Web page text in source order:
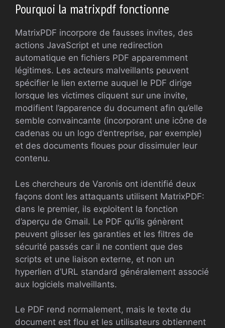
Pourquoi la matrixpdf fonctionne
MatrixPDF incorpore de fausses invites, des
actions JavaScript et une redirection
automatique en fichiers PDF apparemment
légitimes. Les acteurs malveillants peuvent
spécifier le lien externe auquel le PDF dirige
lorsque les victimes cliquent sur une invite,
modifient l’apparence du document afin qu’elle
semble convaincante (incorporant une icône de
cadenas ou un logo d’entreprise, par exemple)
et des documents floues pour dissimuler leur
contenu.
Les chercheurs de Varonis ont identifié deux
façons dont les attaquants utilisent MatrixPDF:
dans le premier, ils exploitent la fonction
d’aperçu de Gmail. Le PDF qu’ils génèrent
peuvent glisser les garanties et les filtres de
sécurité passés car il ne contient que des
scripts et une liaison externe, et non un
hyperlien d’URL standard généralement associé
aux logiciels malveillants.
Le PDF rend normalement, mais le texte du
document est flou et les utilisateurs obtiennent